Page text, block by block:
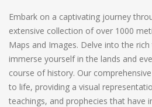
Embark on a captivating journey
extensive collection of over 1000
Maps and Images. Delve into the
immerse yourself in the lands and
course of history. Our
to life, providing a visual
teachings, and prophecies that have